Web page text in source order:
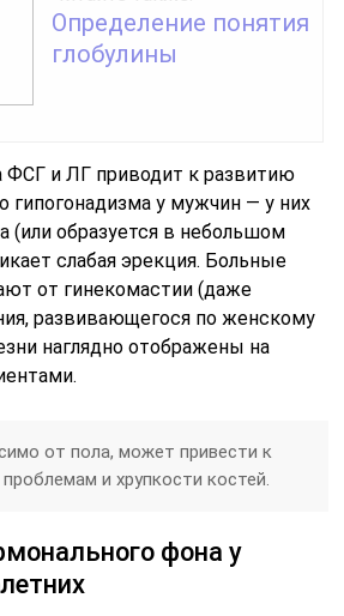
Определение понятия
глобулины
ФСГ и ЛГ приводит к развитию
гипогонадизма у мужчин — у них
(или образуется в небольшом
слабая эрекция. Больные
от гинекомастии (даже
развивающегося по женскому
наглядно отображены на
от пола, может привести к
и хрупкости костей.
фона у